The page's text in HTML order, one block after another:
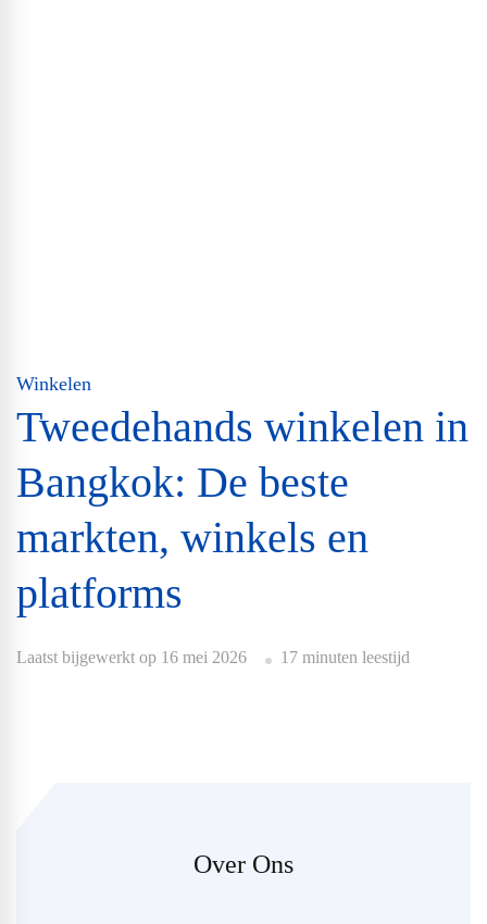
Winkelen
Tweedehands winkelen in
Bangkok: De beste
markten, winkels en
platforms
Laatst bijgewerkt op 16 mei 2026 17 minuten leestijd
Over Ons